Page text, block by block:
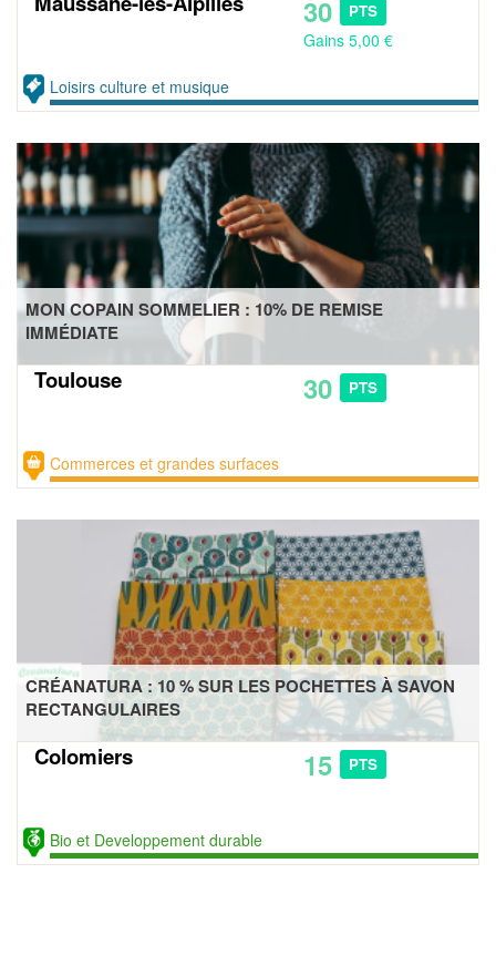
30 PTS
Gains 5,00 €
Loisirs culture et musique
MON COPAIN SOMMELIER : 10% DE REMISE
IMMÉDIATE
Toulouse 30 PTS
Commerces et grandes surfaces
CRÉANATURA : 10 % SUR LES POCHETTES À SAVON
RECTANGULAIRES
Colomiers 15 PTS
Bio et Developpement durable